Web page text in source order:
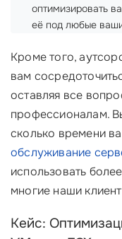
оптимизировать
её под любые
Кроме того,
вам
оставляя все
профессионалам.
сколько времени
обслуживание
использовать
многие наши
Кейс: